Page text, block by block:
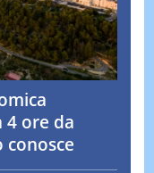
4 ore da
conosce